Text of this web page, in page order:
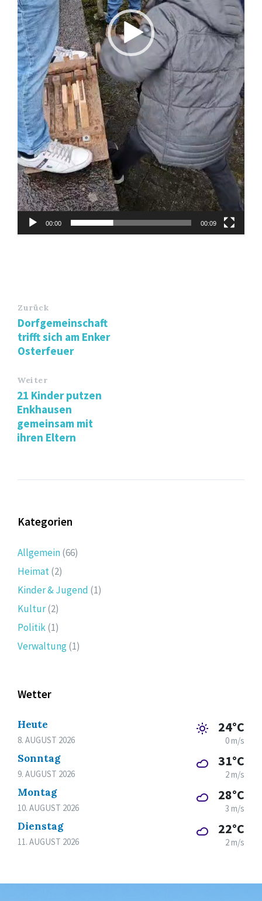
00:00 00:09
Zurück
Dorfgemeinschaft
trifft sich am Enker
Osterfeuer
Weiter
21 Kinder putzen
Enkhausen
gemeinsam mit
ihren Eltern
Kategorien
Allgemein(66)
Heimat(2)
Kinder & Jugend (1)
Kultur(2)
Politik(1)
Verwaltung(1)
Wetter
Heute
8. AUGUST 2026
24°C
0 m/s
Sonntag
9. AUGUST 2026
31°C
2 m/s
Montag
10. AUGUST 2026
28°C
3 m/s
Dienstag
11. AUGUST 2026
22°C
2 m/s